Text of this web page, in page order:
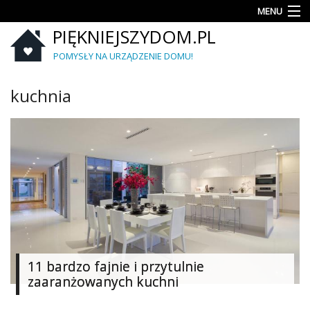
MENU
Aranżacje
wnętrz
Salon
Zrób
to
sam
Ogród
PIĘKNIEJSZYDOM.PL
POMYSŁY NA URZĄDZENIE DOMU!
kuchnia
11 bardzo fajnie i przytulnie
zaaranżowanych kuchni